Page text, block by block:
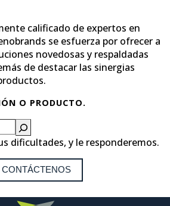
calificado de expertos en
se esfuerza por ofrecer a
novedosas y respaldadas
de destacar las sinergias
O PRODUCTO.
dificultades, y le responderemos.
CONTÁCTENOS